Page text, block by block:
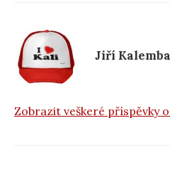
o
k Jiří Kalemba
Zobrazit veškeré příspěvky